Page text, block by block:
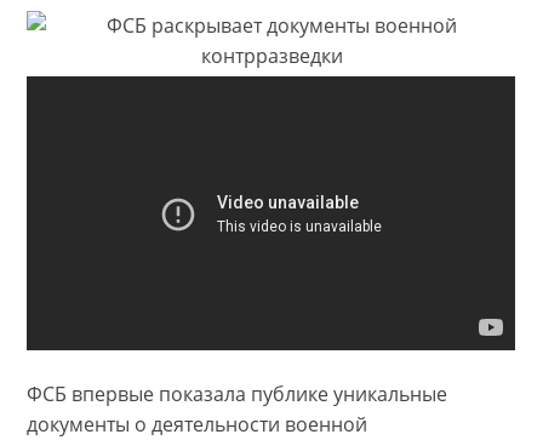
ФСБ впервые показала публике уникальные
документы о деятельности военной